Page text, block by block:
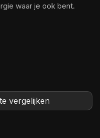
waar je ook bent.
vergelijken